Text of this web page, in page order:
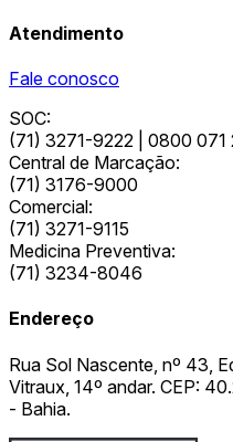
Atendimento
Fale conosco
SOC:
(71) 3271-9222 | 0800 071
Central de Marcação:
(71) 3176-9000
Comercial:
(71) 3271-9115
Medicina Preventiva:
(71) 3234-8046
Endereço
Rua Sol Nascente, nº 43,
Vitraux, 14º andar. CEP:
- Bahia.